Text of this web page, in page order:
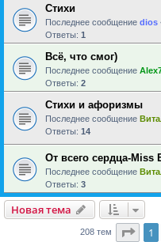
Стихи
Последнее сообщение dios
Ответы: 1
Всё, что смог)
Последнее сообщение
Ответы: 2
Стихи и афоризмы
Последнее сообщение
Ответы: 14
От всего сердца-Miss
Последнее сообщение
Ответы: 3
Новая тема
208 тем 1